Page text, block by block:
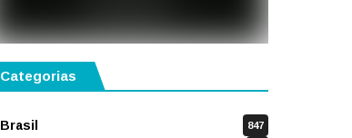
Categorias
Brasil 847